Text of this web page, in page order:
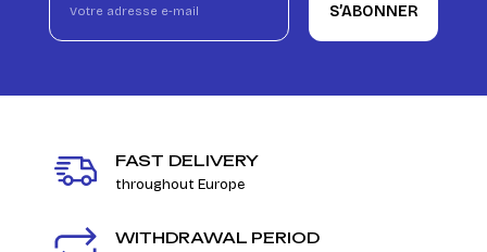
S’ABONNER
FAST DELIVERY
throughout Europe
WITHDRAWAL PERIOD